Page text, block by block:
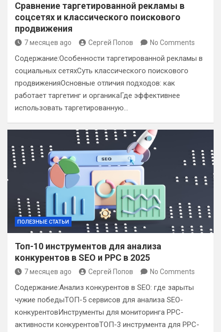
Сравнение таргетированной рекламы в
соцсетях и классического поискового
продвижения
7 месяцев ago Сергей Попов No Comments
Содержание:Особенности таргетированной рекламы в
социальных сетяхСуть классического поискового
продвиженияОсновные отличия подходов: как
работает таргетинг и органикаГде эффективнее
использовать таргетированную…
ПОЛЕЗНЫЕ СТАТЬИ
Топ-10 инструментов для анализа
конкурентов в SEO и PPC в 2025
7 месяцев ago Сергей Попов No Comments
Содержание:Анализ конкурентов в SEO: где зарыты
чужие победыТОП-5 сервисов для анализа SEO-
конкурентовИнструменты для мониторинга PPC-
активности конкурентовТОП-3 инструмента для PPC-